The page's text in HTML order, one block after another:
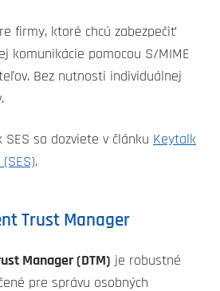
firmy, ktoré chcú zabezpečiť
komunikácie pomocou S/MIME
Bez nutnosti individuálnej
SES sa dozviete v článku Keytalk
.
Trust Manager
Manager (DTM) je robustné
pre správu osobných